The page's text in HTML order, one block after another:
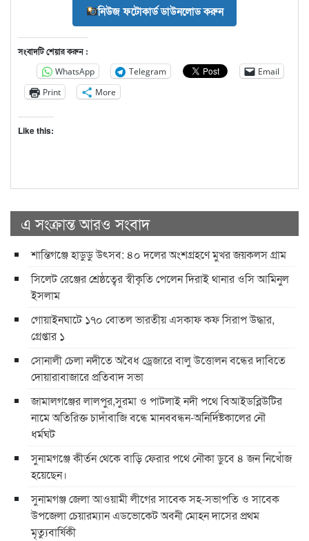
নিউজ ফটোকার্ড ডাউনলোড করুন
সংবাদটি শেয়ার করুন :
WhatsApp Telegram
Email
Print
More
Like this:
এ সংক্রান্ত আরও সংবাদ
শান্তিগঞ্জে হাডুডু উৎসব: ৪০ দলের অংশগ্রহণে মুখর জয়কলস গ্রাম
সিলেট রেঞ্জের শ্রেষ্ঠত্বের স্বীকৃতি পেলেন দিরাই থানার ওসি আমিনুল
ইসলাম
গোয়াইনঘাটে ১৭০ বোতল ভারতীয় এসকাফ কফ সিরাপ উদ্ধার,
গ্রেপ্তার ১
সোনালী চেলা নদীতে অবৈধ ড্রেজারে বালু উত্তোলন বন্ধের দাবিতে
দোয়ারাবাজারে প্রতিবাদ সভা
জামালগঞ্জের লালপুর,সুরমা ও পাটলাই নদী পথে বিআইডব্লিউটির
নামে অতিরিক্ত চাদাঁবাজি বন্ধে মানববন্ধন-অনির্দিষ্টকালের নৌ
ধর্মঘট
সুনামগঞ্জে কীর্তন থেকে বাড়ি ফেরার পথে নৌকা ডুবে ৪ জন নিখোঁজ
হয়েছেন।
সুনামগঞ্জ জেলা আওয়ামী লীগের সাবেক সহ-সভাপতি ও সাবেক
উপজেলা চেয়ারম্যান এডভোকেট অবনী মোহন দাসের প্রথম
মৃত্যুবার্ষিকী